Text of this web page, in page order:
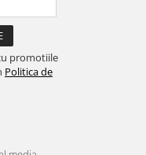
promotiile
Politica de